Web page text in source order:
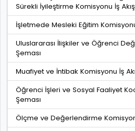
Sürekli İyileştirme Komisyonu İş
İşletmede Mesleki Eğitim
Uluslararası İlişkiler ve Öğrenci
Şeması
Muafiyet ve İntibak Komisyonu İş
Öğrenci İşleri ve Sosyal Faaliyet
Şeması
Ölçme ve Değerlendirme